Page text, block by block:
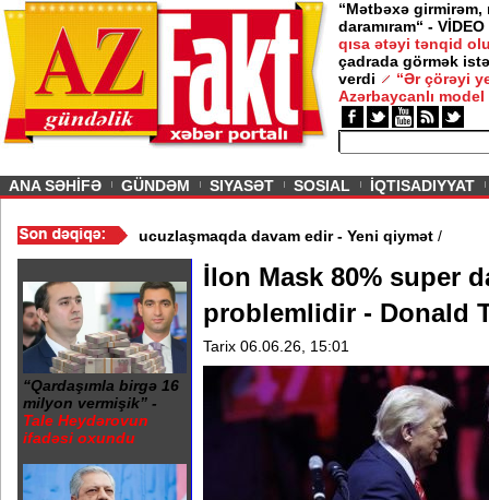
“Mətbəxə girmirəm,
daramıram“ - VİDEO
qısa ətəyi tənqid
çadrada görmək
verdi
“Ər çörəyi
Azərbaycanlı model
ANA SƏHİFƏ GÜNDƏM SIYASƏT SOSIAL İQTISADIYYAT
- Video/Azərbaycan nefti ucuzlaşmaqda davam edir - Yeni
“Qardaşımla birgə 16
milyon vermişik” -
Tale Heydərovun
ifadəsi oxundu
İlon Mask 80% super
problemlidir - Donald
Tarix 06.06.26, 15:01